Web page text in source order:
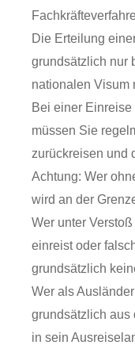
Die Erteilung
grundsätzlich nur
nationalen Visum
Bei einer
müssen Sie
zurückreisen und
Achtung: Wer
wird an der
Wer unter
einreist oder
grundsätzlich
Wer als
grundsätzlich aus
in sein